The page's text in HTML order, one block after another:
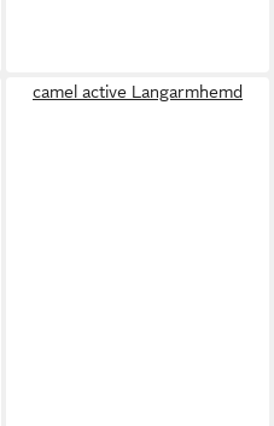
camel active Langarmhemd